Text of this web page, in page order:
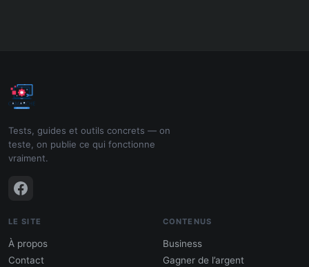
Tests, guides et outils concrets — on
teste, on publie ce qui fonctionne
vraiment.
LE SITE
À propos
Contact
CONTENUS
Business
Gagner de l’argent